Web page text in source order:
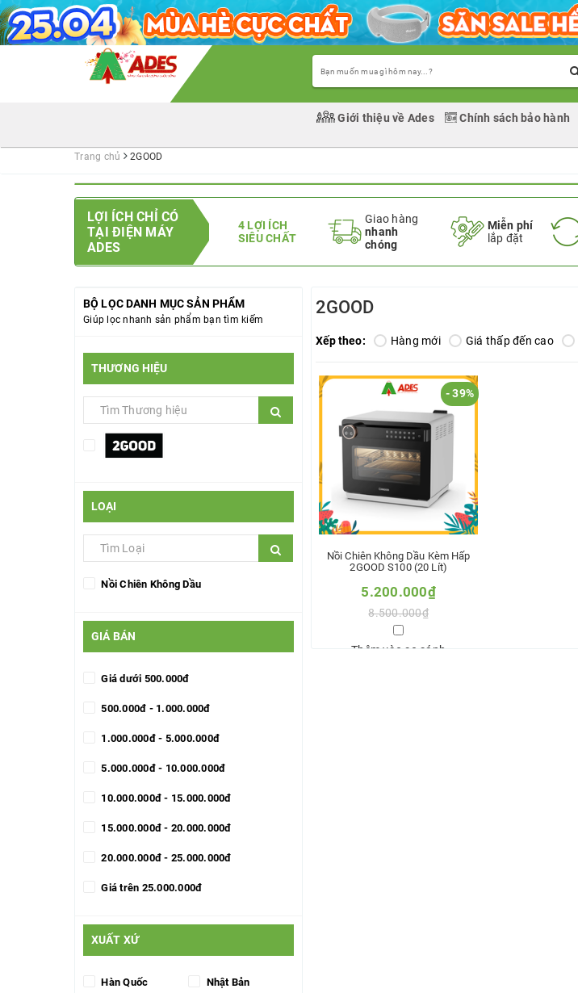
Giới thiệu về Ades Chính sách bảo hành
Trang chủ 2GOOD
LỢI ÍCH CHỈ CÓ
TẠI ĐIỆN MÁY
ADES
4 LỢI ÍCH
SIÊU CHẤT
Giao hàng
nhanh
chóng
Miễn phí
lắp đặt
BỘ LỌC DANH MỤC SẢN PHẨM
Giúp lọc nhanh sản phẩm bạn tìm kiếm
THƯƠNG HIỆU
LOẠI
Nồi Chiên Không Dầu
GIÁ BÁN
Giá dưới 500.000đ
500.000đ - 1.000.000đ
1.000.000đ - 5.000.000đ
5.000.000đ - 10.000.000đ
10.000.000đ - 15.000.000đ
15.000.000đ - 20.000.000đ
20.000.000đ - 25.000.000đ
Giá trên 25.000.000đ
XUẤT XỨ
Hàn Quốc Nhật Bản
2GOOD
Xếp theo: Hàng mới Giá thấp đến cao
- 39%
Nồi Chiên Không Dầu Kèm Hấp
2GOOD S100 (20 Lít)
5.200.000₫
8.500.000₫
Thêm vào so sánh